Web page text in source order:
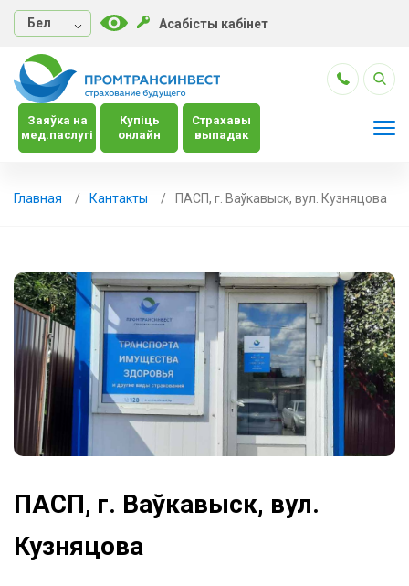
Бел Асабісты кабінет
Заяўка на
мед.паслугі
Купіць
онлайн
Страхавы
выпадак
Главная Кантакты ПАСП, г. Ваўкавыск, вул. Кузняцова
ПАСП, г. Ваўкавыск, вул.
Кузняцова